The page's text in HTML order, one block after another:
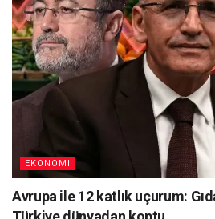
EKONOMI
Avrupa ile 12 katlık uçurum: